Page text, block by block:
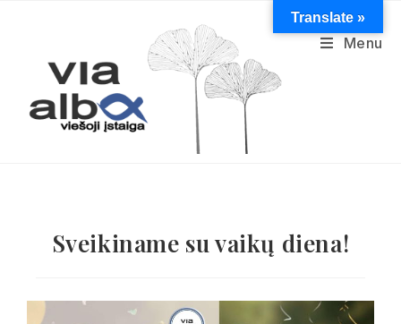
Menu
Sveikiname su vaikų diena!
Translate »